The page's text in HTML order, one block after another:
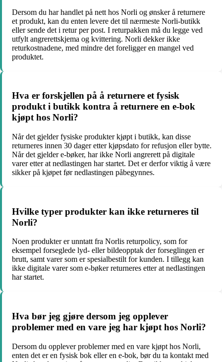
Dersom du har handlet på nett hos Norli og ønsker å returnere
et produkt, kan du enten levere det til nærmeste Norli-butikk
eller sende det i retur per post. I returpakken må du legge ved
utfylt angrerettskjema og kvittering. Norli dekker ikke
returkostnadene, med mindre det foreligger en mangel ved
produktet.
Hva er forskjellen på å returnere et fysisk
produkt i butikk kontra å returnere en e-bok
kjøpt hos Norli?
Når det gjelder fysiske produkter kjøpt i butikk, kan disse
returneres innen 30 dager etter kjøpsdato for refusjon eller bytte.
Når det gjelder e-bøker, har ikke Norli angrerett på digitale
varer etter at nedlastingen har startet. Det er derfor viktig å være
sikker på kjøpet før nedlastingen påbegynnes.
Hvilke typer produkter kan ikke returneres til
Norli?
Noen produkter er unntatt fra Norlis returpolicy, som for
eksempel forseglede lyd- eller bildeopptak der forseglingen er
brutt, samt varer som er spesialbestilt for kunden. I tillegg kan
ikke digitale varer som e-bøker returneres etter at nedlastingen
har startet.
Hva bør jeg gjøre dersom jeg opplever
problemer med en vare jeg har kjøpt hos Norli?
Dersom du opplever problemer med en vare kjøpt hos Norli,
enten det er en fysisk bok eller en e-bok, bør du ta kontakt med